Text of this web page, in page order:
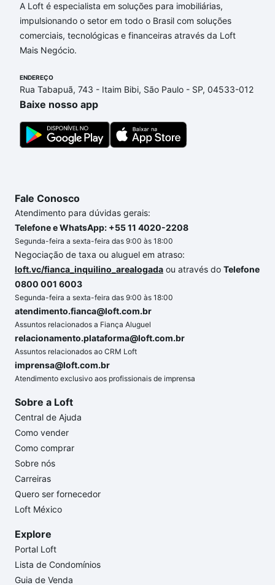
Aqui na Loft temos a oferta ideal para você, com
Apartamentos com 4 banheiros à venda em Vila
Gabriel, Sorocaba, SP que custam a partir de R$ 0 e
com nossas opções de financiamento imobiliário as
ainda tem alguma dúvida dos custos envolvidos no
processo de compra, veja em nosso portal quanto
custa comprar um apartamento
gente para comprar o imóvel dos seus sonhos com
segurança e conforto. Loft, com você até as
A Loft é especialista em soluções para imobiliárias,
impulsionando o setor em todo o Brasil com soluções
comerciais, tecnológicas e financeiras através da Loft
Mais Negócio.
ENDEREÇO
Rua Tabapuã, 743 - Itaim Bibi, São Paulo - SP, 04533-012
Baixe nosso app
Fale Conosco
Atendimento para dúvidas gerais:
Telefone e WhatsApp: +55 11 4020-2208
Segunda-feira a sexta-feira das 9:00 às 18:00
Negociação de taxa ou aluguel em atraso:
loft.vc/fianca_inquilino_arealogada ou através do Telefone
0800 001 6003
Segunda-feira a sexta-feira das 9:00 às 18:00
atendimento.fianca@loft.com.br
Assuntos relacionados a Fiança Aluguel
relacionamento.plataforma@loft.com.br
Assuntos relacionados ao CRM Loft
imprensa@loft.com.br
Atendimento exclusivo aos profissionais de imprensa
Sobre a Loft
Central de Ajuda
Como vender
Como comprar
Sobre nós
Carreiras
Quero ser fornecedor
Loft México
Explore
Portal Loft
Lista de Condomínios
Guia de Venda